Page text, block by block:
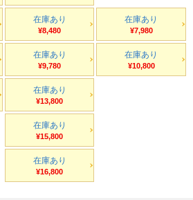
在庫あり
¥8,480
在庫あり
¥7,980
在庫あり
¥9,780
在庫あり
¥10,800
在庫あり
¥13,800
在庫あり
¥15,800
在庫あり
¥16,800